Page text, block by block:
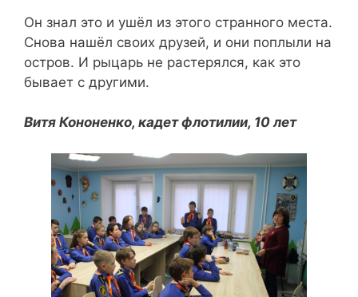
Он знал это и ушёл из этого странного места.
Снова нашёл своих друзей, и они поплыли на
остров. И рыцарь не растерялся, как это
бывает с другими.
Витя Кононенко, кадет флотилии, 10 лет